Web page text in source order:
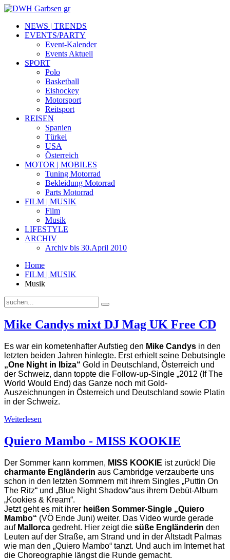
NEWS | TRENDS
EVENTS/PARTY
Event-Kalender
Events Aktuell
SPORT
Polo
Basketball
Eishockey
Motorsport
Reitsport
REISEN
Spanien
Türkei
USA
Österreich
MOTOR | MOBILES
Tuning Motorrad
Bekleidung Motorrad
Parts Motorrad
FILM | MUSIK
Film
Musik
LIFESTYLE
ARCHIV
Archiv bis 30.April 2010
Home
FILM | MUSIK
Musik
Mike Candys mixt DJ Mag UK Free CD
Es war ein kometenhafter Aufstieg den Mike Candys in den
letzten beiden Jahren hinlegte. Erst erhielt seine Debutsingle
„One Night in Ibiza“ Gold in Deutschland, Österreich und
der Schweiz, dann toppte die Follow-up-Single „2012 (If The
World Would End) das Ganze noch mit Gold-
Auszeichnungen in Österreich und Deutschland sowie Platin
in der Schweiz.
Weiterlesen
Quiero Mambo - MISS KOOKIE
Der Sommer kann kommen, MISS KOOKIE ist zurück! Die
charmante Engländerin aus Cambridge verzauberte uns
schon in den letzten Sommern mit ihrem Singles „Puttin On
The Ritz“ und „Blue Night Shadow“aus ihrem Debüt-Album
„Kookies & Kream“.
Jetzt geht es mit ihrer heißen Sommer-Single „Quiero
Mambo“ (VÖ Ende Juni) weiter. Das Video wurde gerade
auf Mallorca gedreht. Hier zeigt die süße Engländerin den
Leuten auf der Straße, am Strand und in der Altstadt Palmas
wie man den „Quiero Mambo“ tanzt. Und auch im Internet hat
die Choreographie längst die Runde gemacht.